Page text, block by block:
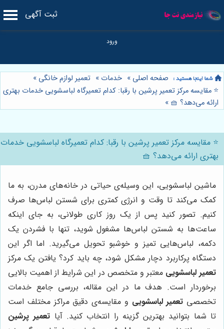
ثبت آگهی
صفحه اصلی » خدمات » تعمیر لوازم خانگی »
⭐️ مقایسه مرکز تعمیر پرشین با رقبا: کدام تعمیرگاه لباسشویی خدمات بهتری
ارائه می‌دهد؟ 🧺 »
⭐️ مقایسه مرکز تعمیر پرشین با رقبا: کدام تعمیرگاه لباسشویی خدمات
بهتری ارائه می‌دهد؟ 🧺
ماشین لباسشویی، این وسیله‌ی حیاتی در خانه‌های مدرن، به ما
کمک می‌کند تا وقت و انرژی کمتری برای شستن لباس‌ها صرف
کنیم. تصور کنید پس از یک روز کاری طولانی، به جای اینکه
ساعت‌ها به شستن لباس‌ها مشغول شوید، تنها با فشردن یک
دکمه، لباس‌هایی تمیز و خوشبو تحویل می‌گیرید. اما اگر این
دستگاه پرکاربرد دچار مشکل شود، چه باید کرد؟ یافتن یک مرکز
تعمیر لباسشویی معتبر و متخصص در این شرایط از اهمیت بالایی
برخوردار است. هدف ما در این مقاله، بررسی جامع خدمات
تخصصی تعمیر لباسشویی و مقایسه‌ی دقیق مراکز مختلف است
تا شما بتوانید بهترین گزینه را انتخاب کنید. آیا تعمیر پرشین